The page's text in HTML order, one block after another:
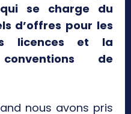
se charge du
d’offres pour les
licences et la
de
nous avons pris